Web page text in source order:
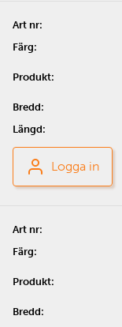
Logga in